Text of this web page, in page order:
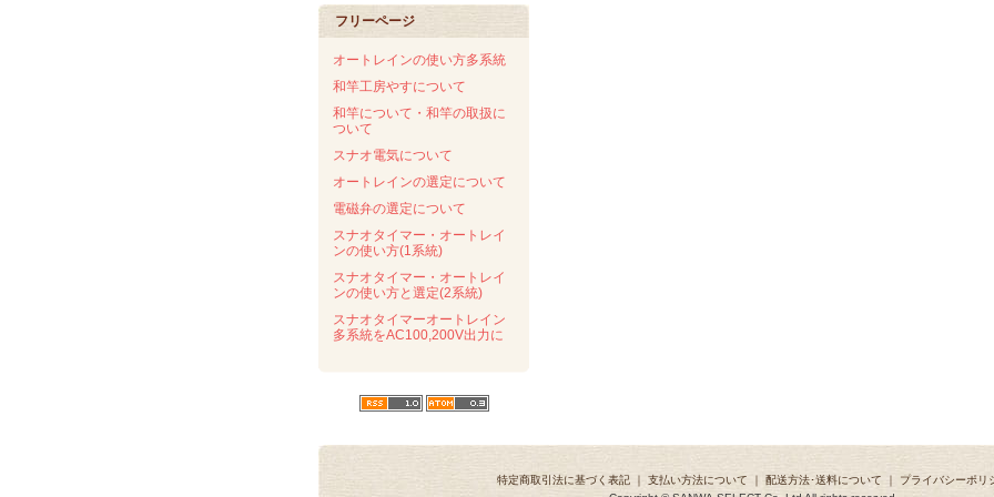
フリーページ
オートレインの使い方多系統
和竿工房やすについて
和竿について・和竿の取扱に
ついて
スナオ電気について
オートレインの選定について
電磁弁の選定について
スナオタイマー・オートレイ
ンの使い方(1系統)
スナオタイマー・オートレイ
ンの使い方と選定(2系統)
スナオタイマーオートレイン
多系統をAC100,200V出力に
特定商取引法に基づく表記 ｜ 支払い方法について ｜ 配送方法･送料について ｜ プライバシーポリ